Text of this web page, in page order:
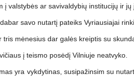
į valstybės ar savivaldybių institucijų ir
savo nutartį pateiks Vyriausiajai
tris mėnesius dar galės kreiptis su
į teismo posėdį Vilniuje neatvyko.
yra vykdytinas, susipažinsim su